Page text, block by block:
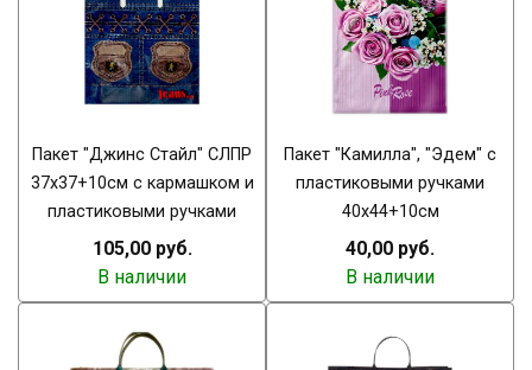
Пакет "Джинс Стайл" СЛПР
37х37+10см с кармашком и
пластиковыми ручками
105,00 руб.
В наличии
Пакет "Камилла", "Эдем" с
пластиковыми ручками
40х44+10см
40,00 руб.
В наличии